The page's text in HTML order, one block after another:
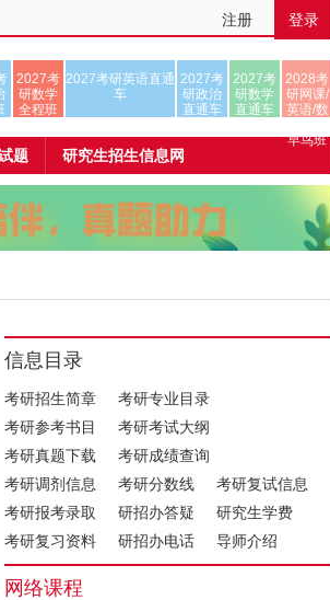
注册 登录
2027考
研数学
全程班
2027考研英语直通
车
2027考
研政治
直通车
2027考
研数学
直通车
2028考
研网课/
英语/数
早鸟班
题 研究生招生信息网
信息目录
考研招生简章
考研专业目录
考研参考书目
考研考试大纲
考研真题下载
考研成绩查询
考研调剂信息
考研分数线
考研复试信息
考研报考录取
研招办答疑
研究生学费
考研复习资料
研招办电话 导师介绍
网络课程